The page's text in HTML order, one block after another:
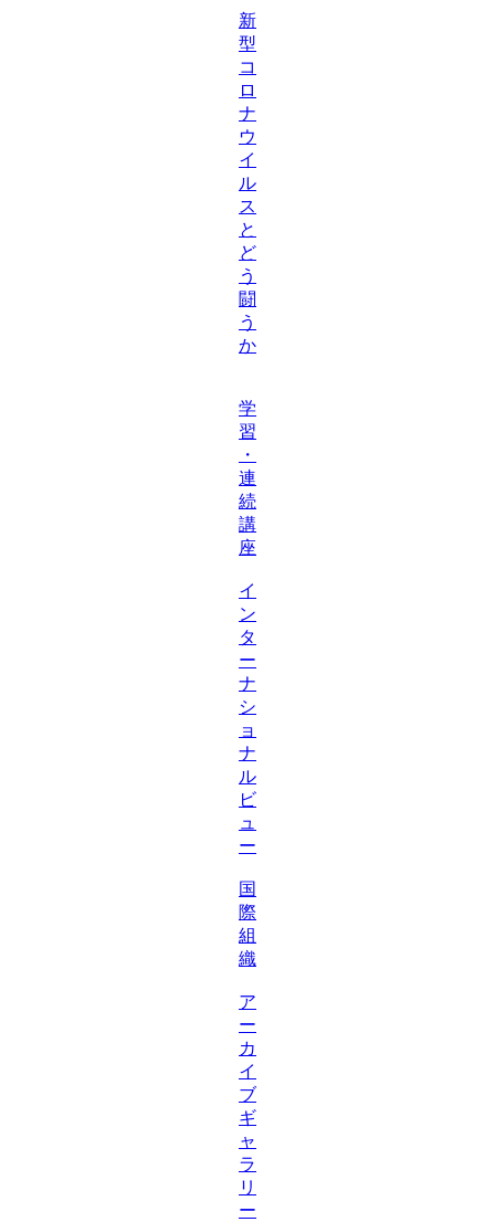
新
型
コ
ロ
ナ
ウ
イ
ル
ス
と
ど
う
闘
う
か
学
習
・
連
続
講
座
イ
ン
タ
ー
ナ
シ
ョ
ナ
ル
ビ
ュ
ー
国
際
組
織
ア
ー
カ
イ
ブ
ギ
ャ
ラ
リ
ー